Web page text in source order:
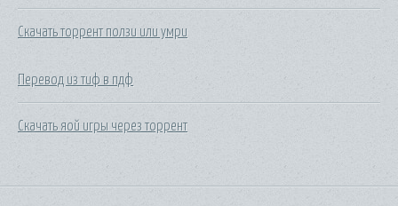
Скачать торрент ползи или умри
Перевод из тиф в пдф
Скачать яой игры через торрент